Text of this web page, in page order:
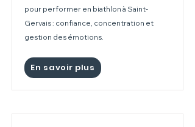
pour performer en biathlon à Saint-
Gervais : confiance, concentration et
gestion des émotions.
En savoir plus